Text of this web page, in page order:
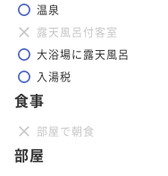
温泉
露天風呂付客室
大浴場に露天風呂
入湯税
食事
部屋で朝食
部屋